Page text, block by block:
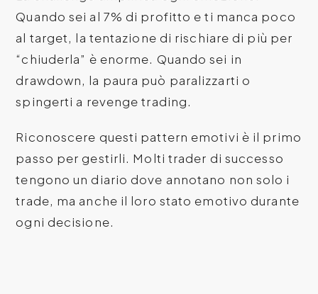
Quando sei al 7% di profitto e ti manca poco
al target, la tentazione di rischiare di più per
“chiuderla” è enorme. Quando sei in
drawdown, la paura può paralizzarti o
spingerti a revenge trading.
Riconoscere questi pattern emotivi è il primo
passo per gestirli. Molti trader di successo
tengono un diario dove annotano non solo i
trade, ma anche il loro stato emotivo durante
ogni decisione.